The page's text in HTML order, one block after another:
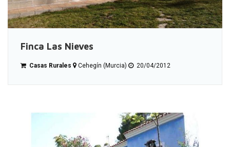
Finca Las Nieves
Casas Rurales Cehegín (Murcia) 20/04/2012